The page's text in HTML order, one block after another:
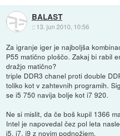
BALAST
:: 13. jun 2010, 10:56
Za igranje iger je najboljša
P55 matično ploščo. Zakaj bi rabil
dražjo matično?
triple DDR3 chanel proti double
toliko kot v zahtevnih programih.
se i5 750 navija bolje kot i7 920.
Ne si mislit, da če boš kupil 1366
Intel je napovedal čez pol leta
i5, i7, i9 z novim podnožjem.